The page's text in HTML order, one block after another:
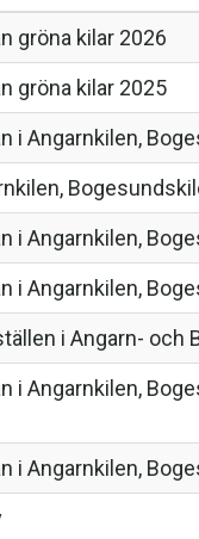
gröna kilar 2026
gröna kilar 2025
i Angarnkilen,
i Angarnkilen,
i Angarnkilen,
i Angarn- och
i Angarnkilen,
i Angarnkilen,